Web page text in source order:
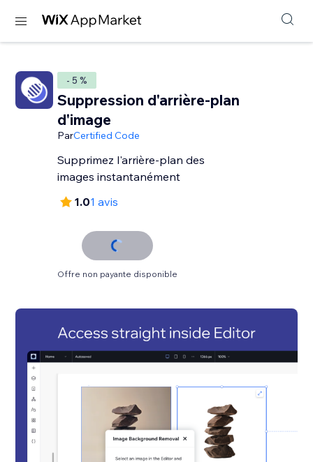
- 5 %
Suppression d'arrière-plan
d'image
ParCertified Code
Supprimez l'arrière-plan des
images instantanément
1.01 avis
Offre non payante disponible